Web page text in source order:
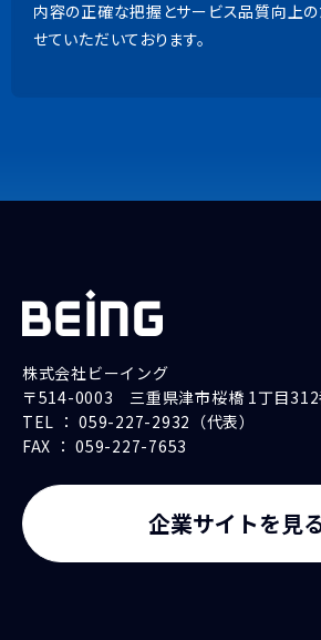
内容の正確な把握とサービス品質向上の
せていただいております。上記以外の商品
9:00~18:00（土日祝除
株式会社ビーイング
〒514-0003 三重県津市桜橋 1丁目312
TEL ： 059-227-2932（代表）
FAX ： 059-227-7653
企業サイトを見